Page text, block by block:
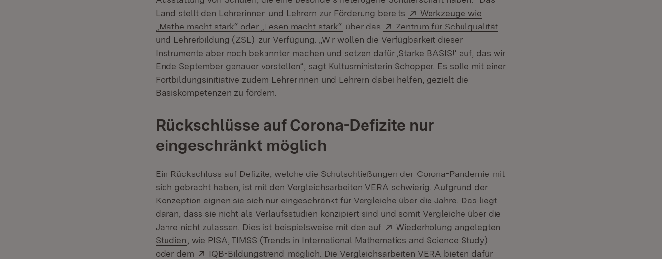
Land stellt den Lehrerinnen und Lehrern zur Förderung bereits
Extern:
Werkzeuge wie
„Mathe macht stark“ oder „Lesen macht stark“ (Öffnet in neuem Fenster)
über das Extern:
Zentrum für Schulqualität
und Lehrerbildung (ZSL) (Öffnet in neuem Fenster)
zur Verfügung. „Wir wollen die Verfügbarkeit dieser
Instrumente aber noch bekannter machen und setzen dafür ‚Starke BASIS!‘ auf, das wir
Ende September genauer vorstellen“, sagt Kultusministerin Schopper. Es solle mit einer
Fortbildungsinitiative zudem Lehrerinnen und Lehrern dabei helfen, gezielt die
Basiskompetenzen zu fördern.
Rückschlüsse auf Corona-Defizite nur
eingeschränkt möglich
Ein Rückschluss auf Defizite, welche die Schulschließungen der Corona-Pandemie mit
sich gebracht haben, ist mit den Vergleichsarbeiten VERA schwierig. Aufgrund der
Konzeption eignen sie sich nur eingeschränkt für Vergleiche über die Jahre. Das liegt
daran, dass sie nicht als Verlaufsstudien konzipiert sind und somit Vergleiche über die
Jahre nicht zulassen. Dies ist beispielsweise mit den auf
Extern:
Wiederholung angelegten
Studien (Öffnet in neuem Fenster)
, wie PISA, TIMSS (Trends in International Mathematics and Science Study)
oder dem
Extern:
IQB-Bildungstrend (Öffnet in neuem Fenster)
möglich. Die Vergleichsarbeiten VERA bieten dafür